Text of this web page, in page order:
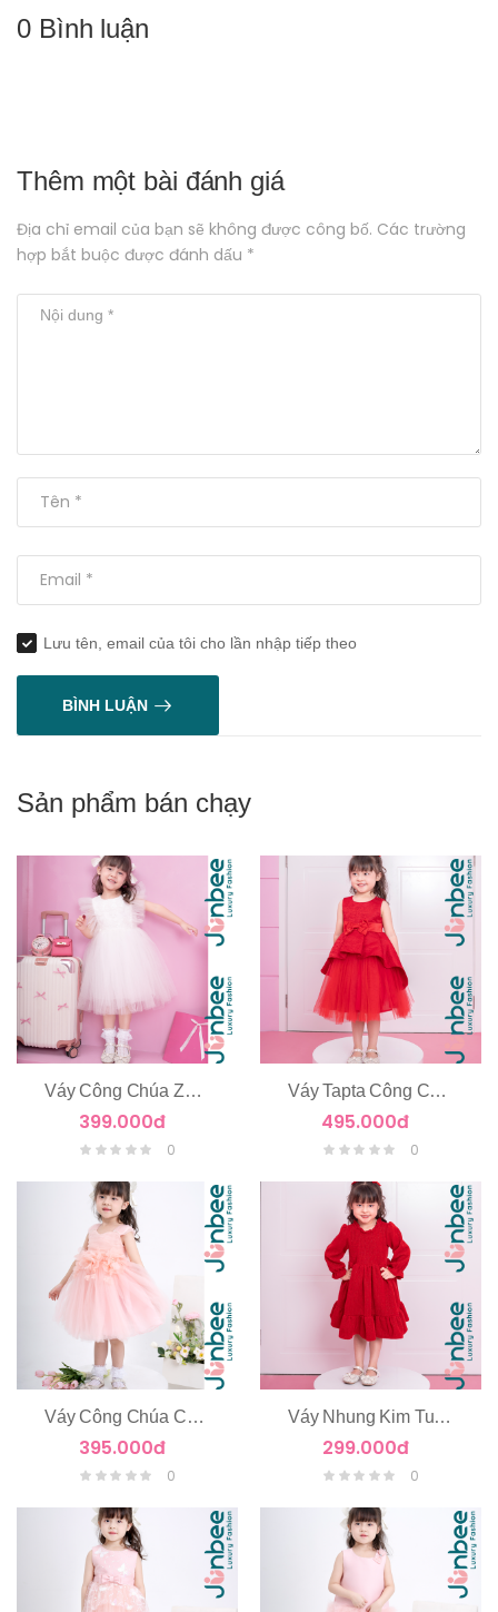
0 Bình luận
Thêm một bài đánh giá
Địa chỉ email của bạn sẽ không được công bố. Các trường
hợp bắt buộc được đánh dấu *
Lưu tên, email của tôi cho lần nhập tiếp theo
BÌNH LUẬN
Sản phẩm bán chạy
Váy Công Chúa Zen Hoa Nổi Tay Cánh Tiên
399.000đ
0
Váy Tapta Công Chúa 2 Tầng
495.000đ
0
Váy Công Chúa Chùm Hoa Eo
395.000đ
0
Váy Nhung Kim Tuyến Dài Tay
299.000đ
0